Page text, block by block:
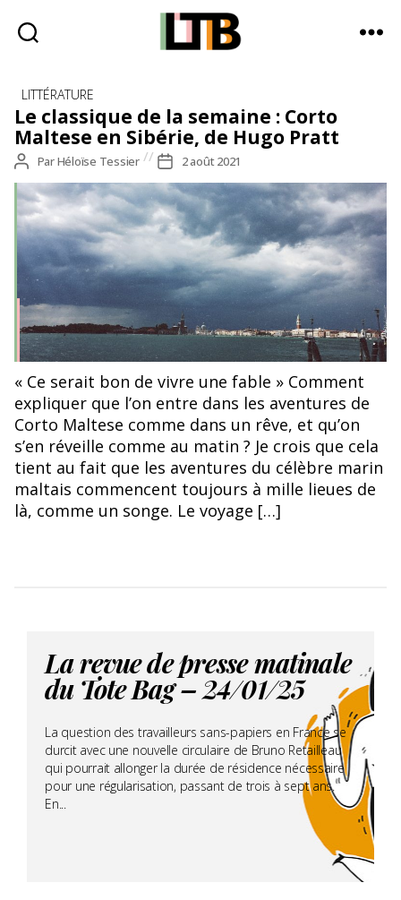
Bag
-
Média
d'information
quotidienne
Catégories
LITTÉRATURE
Le classique de la semaine : Corto
Maltese en Sibérie, de Hugo Pratt
Auteur
de
l’article
ParHéloïse Tessier
Date
de
l’article
2 août 2021
« Ce serait bon de vivre une fable » Comment
expliquer que l’on entre dans les aventures de
Corto Maltese comme dans un rêve, et qu’on
s’en réveille comme au matin ? Je crois que cela
tient au fait que les aventures du célèbre marin
maltais commencent toujours à mille lieues de
là, comme un songe. Le voyage […]
La revue de presse matinale
du Tote Bag – 24/01/25
La question des travailleurs sans-papiers en France se
durcit avec une nouvelle circulaire de Bruno Retailleau
qui pourrait allonger la durée de résidence nécessaire
pour une régularisation, passant de trois à sept ans.
En...